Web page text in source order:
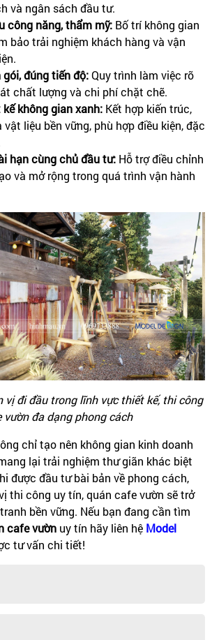
và ngân sách đầu tư.
công năng, thẩm mỹ: Bố trí không gian
bảo trải nghiệm khách hàng và vận
đúng tiến độ: Quy trình làm việc rõ
chất lượng và chi phí chặt chẽ.
không gian xanh: Kết hợp kiến trúc,
liệu bền vững, phù hợp điều kiện, đặc
hạn cùng chủ đầu tư: Hỗ trợ điều chỉnh
và mở rộng trong quá trình vận hành
vị đi đầu trong lĩnh vực thiết kế, thi công
vườn đa dạng phong cách
chỉ tạo nên không gian kinh doanh
lại trải nghiệm thư giãn khác biệt
được đầu tư bài bản về phong cách,
thi công uy tín, quán cafe vườn sẽ trở
bền vững. Nếu bạn đang cần tìm
cafe vườn uy tín hãy liên hệ Model
tư vấn chi tiết!